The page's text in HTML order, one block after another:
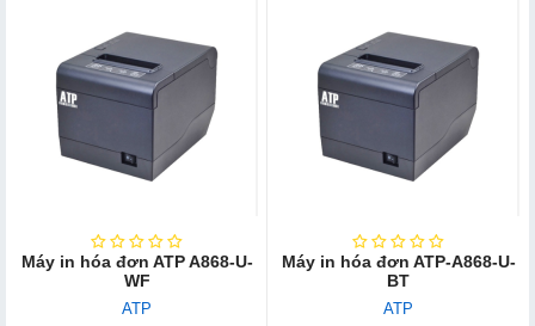
Máy in hóa đơn ATP A868-U-
WF
ATP
Máy in hóa đơn ATP-A868-U-
BT
ATP